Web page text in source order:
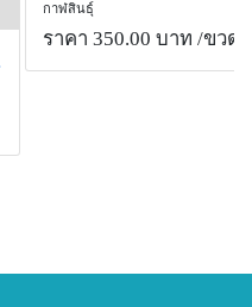
กาฬสินธุ์
ราคา 350.00 บาท /ขวด